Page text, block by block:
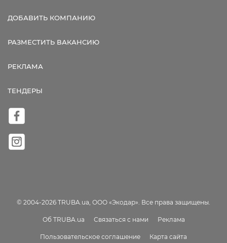
ДОБАВИТЬ КОМПАНИЮ
РАЗМЕСТИТЬ ВАКАНСИЮ
РЕКЛАМА
ТЕНДЕРЫ
© 2004-2026 TRUBA.ua, ООО «Экодар». Все права защищены.
Об TRUBA.ua Связаться с нами Реклама
Пользовательское соглашение Карта сайта